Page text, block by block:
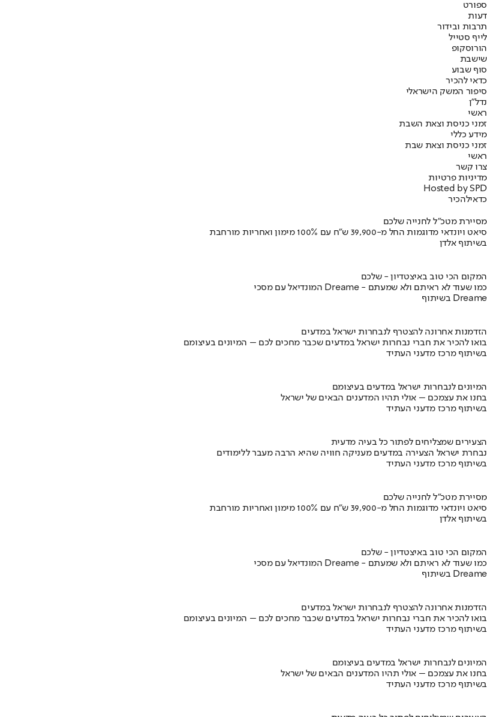
ספורט
דעות
תרבות ובידור
לייף סטייל
הורוסקופ
שישבת
סוף שבוע
כדאי להכיר
סיפור המשק הישראלי
נדל"ן
ראשי
זמני כניסת וצאת השבת
מידע כללי
זמני כניסת וצאת שבת
ראשי
צרו קשר
מדיניות פרטיות
Hosted by SPD
כדאילהכיר
מסיירת מטכ"ל לחנייה שלכם
סיאט ויונדאי מדוגמות החל מ-39,900 ש״ח עם 100% מימון ואחריות מורחבת
בשיתוף אלדן
המקום הכי טוב באיצטדיון - שלכם
המונדיאל עם מסכי Dreame - כמו שעוד לא ראיתם ולא שמעתם
בשיתוף Dreame
הזדמנות אחרונה להצטרף לנבחרות ישראל במדעים
בואו להכיר את חברי נבחרות ישראל במדעים שכבר מחכים לכם – המיונים בעיצומם
בשיתוף מרכז מדעני העתיד
המיונים לנבחרות ישראל במדעים בעיצומם
בחנו את עצמכם – אולי תהיו המדענים הבאים של ישראל
בשיתוף מרכז מדעני העתיד
הצעירים שמצליחים לפתור כל בעיה מדעית
נבחרת ישראל הצעירה במדעים מעניקה חוויה שהיא הרבה מעבר ללימודים
בשיתוף מרכז מדעני העתיד
מסיירת מטכ"ל לחנייה שלכם
סיאט ויונדאי מדוגמות החל מ-39,900 ש״ח עם 100% מימון ואחריות מורחבת
בשיתוף אלדן
המקום הכי טוב באיצטדיון - שלכם
המונדיאל עם מסכי Dreame - כמו שעוד לא ראיתם ולא שמעתם
בשיתוף Dreame
הזדמנות אחרונה להצטרף לנבחרות ישראל במדעים
בואו להכיר את חברי נבחרות ישראל במדעים שכבר מחכים לכם – המיונים בעיצומם
בשיתוף מרכז מדעני העתיד
המיונים לנבחרות ישראל במדעים בעיצומם
בחנו את עצמכם – אולי תהיו המדענים הבאים של ישראל
בשיתוף מרכז מדעני העתיד